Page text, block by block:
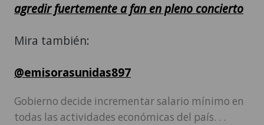
agredir fuertemente a fan en pleno concierto
Mira también:
@emisorasunidas897
Gobierno decide incrementar salario mínimo en
todas las actividades económicas del país. . .